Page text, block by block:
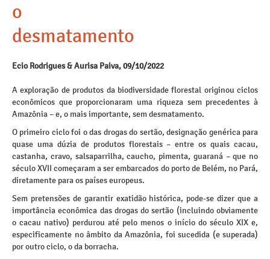
o
desmatamento
Ecio Rodrigues & Aurisa Paiva, 09/10/2022
A exploração de produtos da biodiversidade florestal originou ciclos
econômicos que proporcionaram uma riqueza sem precedentes à
Amazônia – e, o mais importante, sem desmatamento.
O primeiro ciclo foi o das drogas do sertão, designação genérica para
quase uma dúzia de produtos florestais – entre os quais cacau,
castanha, cravo, salsaparrilha, caucho, pimenta, guaraná – que no
século XVII começaram a ser embarcados do porto de Belém, no Pará,
diretamente para os países europeus.
Sem pretensões de garantir exatidão histórica, pode-se dizer que a
importância econômica das drogas do sertão (incluindo obviamente
o cacau nativo) perdurou até pelo menos o início do século XIX e,
especificamente no âmbito da Amazônia, foi sucedida (e superada)
por outro ciclo, o da borracha.